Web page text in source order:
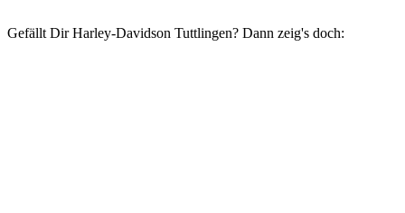
Gefällt Dir Harley-Davidson Tuttlingen? Dann zeig's doch: